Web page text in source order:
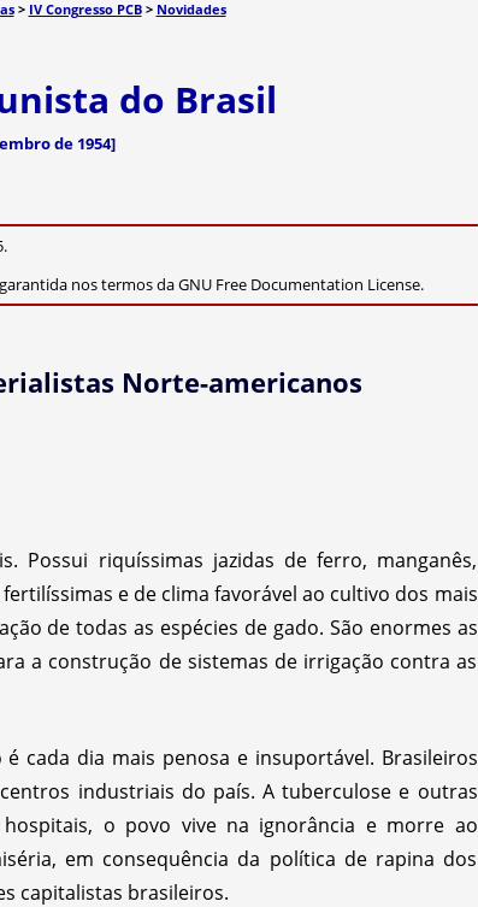
> IV Congresso PCB> Novidades
do Brasil
de 1954]
nos termos da GNU Free Documentation License.
Norte-americanos
Possui riquíssimas jazidas de ferro, manganês,
e de clima favorável ao cultivo dos mais
de todas as espécies de gado. São enormes as
a construção de sistemas de irrigação contra as
cada dia mais penosa e insuportável. Brasileiros
industriais do país. A tuberculose e outras
o povo vive na ignorância e morre ao
em consequência da política de rapina dos
capitalistas brasileiros.